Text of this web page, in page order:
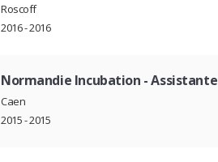
Roscoff
2016 - 2016
Normandie Incubation -
Caen
2015 - 2015